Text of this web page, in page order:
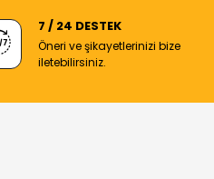
7 / 24 DESTEK
Öneri ve şikayetlerinizi bize
iletebilirsiniz.